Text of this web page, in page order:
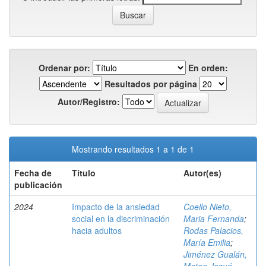
Ordenar por:
En orden:
Resultados por página
Autor/Registro:
Mostrando resultados 1 a 1 de 1
Fecha de
publicación
Título Autor(es)
2024
Impacto de la ansiedad
social en la discriminación
hacia adultos
Coello Nieto,
Maria Fernanda;
Rodas Palacios,
María Emilia;
Jiménez Gualán,